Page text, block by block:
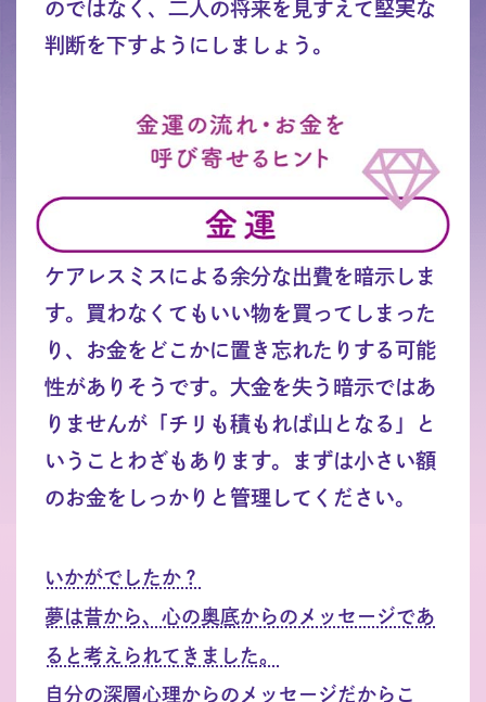
のではなく、二人の将来を見すえて堅実な
判断を下すようにしましょう。
ケアレスミスによる余分な出費を暗示しま
す。買わなくてもいい物を買ってしまった
り、お金をどこかに置き忘れたりする可能
性がありそうです。大金を失う暗示ではあ
りませんが「チリも積もれば山となる」と
いうことわざもあります。まずは小さい額
のお金をしっかりと管理してください。
いかがでしたか？
夢は昔から、心の奥底からのメッセージであ
ると考えられてきました。
自分の深層心理からのメッセージだからこ